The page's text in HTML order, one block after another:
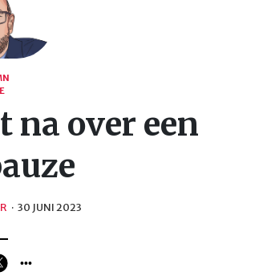
na over een
· 30 JUNI 2023